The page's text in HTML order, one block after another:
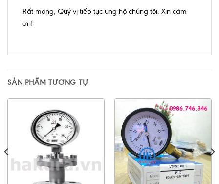
Rất mong, Quý vị tiếp tục ủng hộ chúng tôi. Xin cảm
ơn!
SẢN PHẨM TƯƠNG TỰ